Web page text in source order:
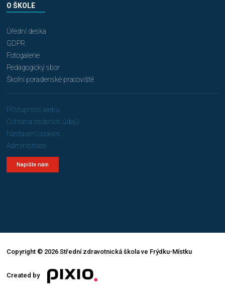
O ŠKOLE
Úřední deska
GDPR
Fotogalerie
Pedagogický sbor
Školní poradenské pracoviště
Přístupnost webu
Ochrana osobních údajů
Nastavení cookies
Administrace
Napište nám
Copyright © 2026 Střední zdravotnická škola ve Frýdku-Místku
Created by